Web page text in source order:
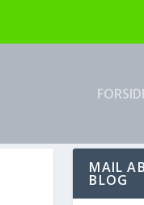
MAIL
BLOG